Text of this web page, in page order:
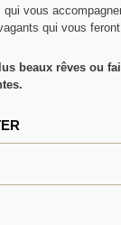
vous
qui vous
beaux rêves ou